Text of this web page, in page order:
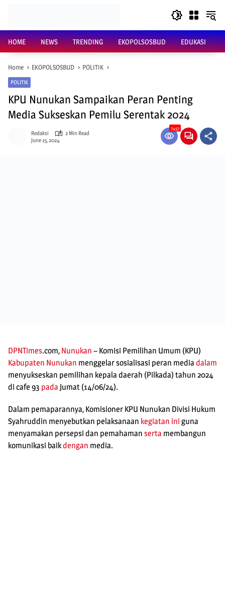
HOME
NEWS TRENDING EKOPOLSOSBUD EDUKASI
Home EKOPOLSOSBUD POLITIK
POLITIK
KPU Nunukan Sampaikan Peran Penting
Media Sukseskan Pemilu Serentak 2024
Redaksi
2 Min Read
June 15, 2024
7457
DPNTimes.com, Nunukan – Komisi Pemilihan Umum (KPU)
Kabupaten Nunukan menggelar sosialisasi peran media dalam
menyukseskan pemilihan kepala daerah (Pilkada) tahun 2024
di cafe 93 pada Jumat (14/06/24).
Dalam pemaparannya, Komisioner KPU Nunukan Divisi Hukum
Syahruddin menyebutkan pelaksanaan kegiatan ini guna
menyamakan persepsi dan pemahaman serta membangun
komunikasi baikdengan media.